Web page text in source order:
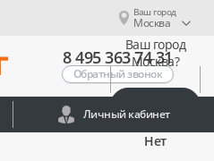
Ваш город
Москва
Ваш город
Москва?
Нет
8 495 363 74 31
Обратный звонок
Личный кабинет